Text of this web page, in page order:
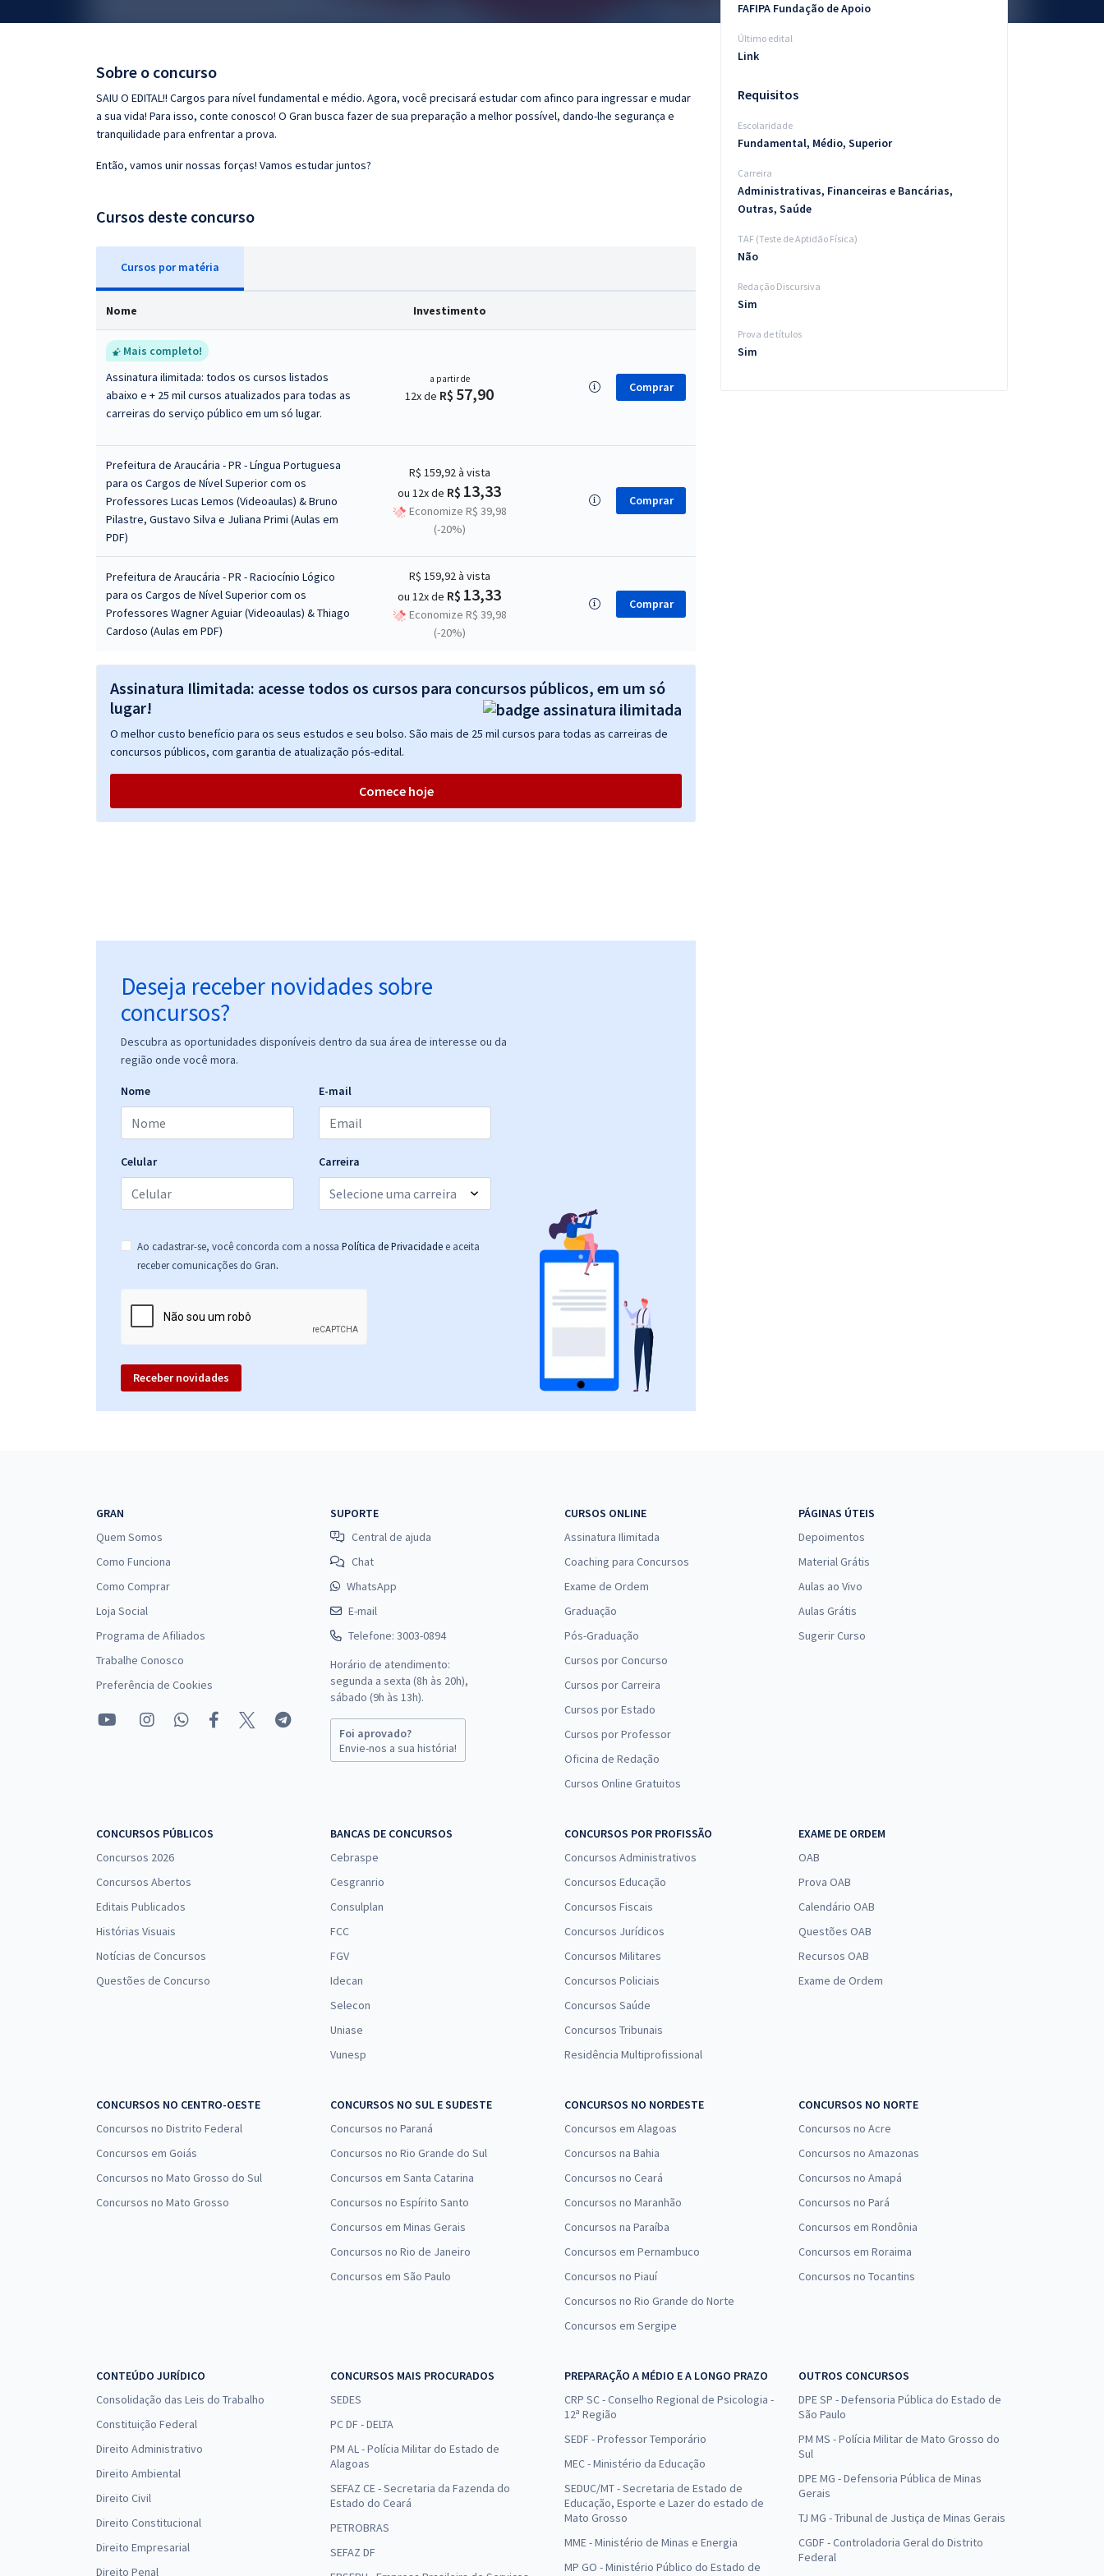
Questões grátis
Sobre o concurso
SAIU O EDITAL!! Cargos para nível fundamental e médio. Agora, você precisará estudar com afinco para ingressar e mudar
a sua vida! Para isso, conte conosco! O Gran busca fazer de sua preparação a melhor possível, dando-lhe segurança e
tranquilidade para enfrentar a prova.
Então, vamos unir nossas forças! Vamos estudar juntos?
Cursos deste concurso
Cursos por matéria
Nome Investimento
Mais completo!
Assinatura ilimitada: todos os cursos listados
abaixo e + 25 mil cursos atualizados para todas as
carreiras do serviço público em um só lugar.
a partir de
12x de R$ 57,90 Comprar
Prefeitura de Araucária - PR - Língua Portuguesa
para os Cargos de Nível Superior com os
Professores Lucas Lemos (Videoaulas) & Bruno
Pilastre, Gustavo Silva e Juliana Primi (Aulas em
PDF)
R$ 159,92à vista
ou 12x de R$ 13,33
Economize R$ 39,98
(-20%)
Comprar
Prefeitura de Araucária - PR - Raciocínio Lógico
para os Cargos de Nível Superior com os
Professores Wagner Aguiar (Videoaulas) & Thiago
Cardoso (Aulas em PDF)
R$ 159,92à vista
ou 12x de R$ 13,33
Economize R$ 39,98
(-20%)
Comprar
Assinatura Ilimitada: acesse todos os cursos para concursos públicos, em um só
lugar!
O melhor custo benefício para os seus estudos e seu bolso. São mais de 25 mil cursos para todas as carreiras de
concursos públicos, com garantia de atualização pós-edital.
Comece hoje
Deseja receber novidades sobre
concursos?
Descubra as oportunidades disponíveis dentro da sua área de interesse ou da
região onde você mora.
Nome E-mail
Celular Carreira
Ao cadastrar-se, você concorda com a nossa Política de Privacidade e aceita
receber comunicações do Gran.
Receber novidades
FAFIPA Fundação de Apoio
Último edital
Link
Requisitos
Escolaridade
Fundamental, Médio, Superior
Carreira
Administrativas, Financeiras e Bancárias,
Outras, Saúde
TAF (Teste de Aptidão Física)
Não
Redação Discursiva
Sim
Prova de títulos
Sim
GRAN
Quem Somos
Como Funciona
Como Comprar
Loja Social
Programa de Afiliados
Trabalhe Conosco
Preferência de Cookies
SUPORTE
Central de ajuda
Chat
WhatsApp
E-mail
Telefone: 3003-0894
Horário de atendimento:
segunda a sexta (8h às 20h),
sábado (9h às 13h).
Foi aprovado?
Envie-nos a sua história!
CURSOS ONLINE
Assinatura Ilimitada
Coaching para Concursos
Exame de Ordem
Graduação
Pós-Graduação
Cursos por Concurso
Cursos por Carreira
Cursos por Estado
Cursos por Professor
Oficina de Redação
Cursos Online Gratuitos
PÁGINAS ÚTEIS
Depoimentos
Material Grátis
Aulas ao Vivo
Aulas Grátis
Sugerir Curso
CONCURSOS PÚBLICOS
Concursos 2026
Concursos Abertos
Editais Publicados
Histórias Visuais
Notícias de Concursos
Questões de Concurso
BANCAS DE CONCURSOS
Cebraspe
Cesgranrio
Consulplan
FCC
FGV
Idecan
Selecon
Uniase
Vunesp
CONCURSOS POR PROFISSÃO
Concursos Administrativos
Concursos Educação
Concursos Fiscais
Concursos Jurídicos
Concursos Militares
Concursos Policiais
Concursos Saúde
Concursos Tribunais
Residência Multiprofissional
EXAME DE ORDEM
OAB
Prova OAB
Calendário OAB
Questões OAB
Recursos OAB
Exame de Ordem
CONCURSOS NO CENTRO-OESTE
Concursos no Distrito Federal
Concursos em Goiás
Concursos no Mato Grosso do Sul
Concursos no Mato Grosso
CONCURSOS NO SUL E SUDESTE
Concursos no Paraná
Concursos no Rio Grande do Sul
Concursos em Santa Catarina
Concursos no Espírito Santo
Concursos em Minas Gerais
Concursos no Rio de Janeiro
Concursos em São Paulo
CONCURSOS NO NORDESTE
Concursos em Alagoas
Concursos na Bahia
Concursos no Ceará
Concursos no Maranhão
Concursos na Paraíba
Concursos em Pernambuco
Concursos no Piauí
Concursos no Rio Grande do Norte
Concursos em Sergipe
CONCURSOS NO NORTE
Concursos no Acre
Concursos no Amazonas
Concursos no Amapá
Concursos no Pará
Concursos em Rondônia
Concursos em Roraima
Concursos no Tocantins
CONTEÚDO JURÍDICO
Consolidação das Leis do Trabalho
Constituição Federal
Direito Administrativo
Direito Ambiental
Direito Civil
Direito Constitucional
Direito Empresarial
Direito Penal
CONCURSOS MAIS PROCURADOS
SEDES
PC DF - DELTA
PM AL - Polícia Militar do Estado de
Alagoas
SEFAZ CE - Secretaria da Fazenda do
Estado do Ceará
PETROBRAS
SEFAZ DF
PREPARAÇÃO A MÉDIO E A LONGO PRAZO
CRP SC - Conselho Regional de Psicologia -
12ª Região
SEDF - Professor Temporário
MEC - Ministério da Educação
SEDUC/MT - Secretaria de Estado de
Educação, Esporte e Lazer do estado de
Mato Grosso
MME - Ministério de Minas e Energia
MP GO - Ministério Público do Estado de
OUTROS CONCURSOS
DPE SP - Defensoria Pública do Estado de
São Paulo
PM MS - Polícia Militar de Mato Grosso do
Sul
DPE MG - Defensoria Pública de Minas
Gerais
TJ MG - Tribunal de Justiça de Minas Gerais
CGDF - Controladoria Geral do Distrito
Federal